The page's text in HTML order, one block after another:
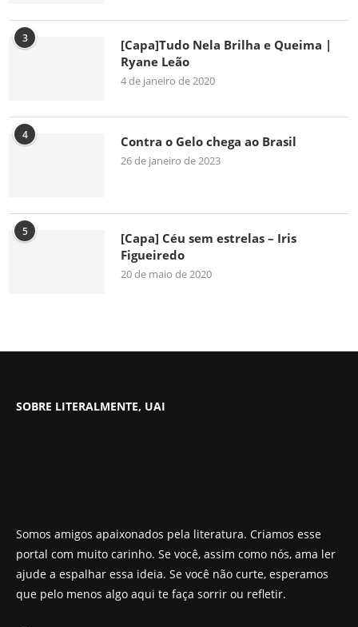
3
[Capa]Tudo Nela Brilha e Queima |
Ryane Leão
4 de janeiro de 2020
4 Contra o Gelo chega ao Brasil
26 de janeiro de 2023
5
[Capa] Céu sem estrelas – Iris
Figueiredo
20 de maio de 2020
SOBRE LITERALMENTE, UAI
Somos amigos apaixonados pela literatura. Criamos esse
portal com muito carinho. Se você, assim como nós, ama ler
ajude a espalhar essa ideia. Se você não curte, esperamos
que pelo menos algo aqui te faça sorrir ou refletir.